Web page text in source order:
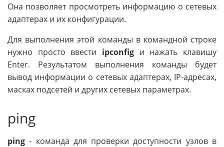
Она позволяет просмотреть информацию о сетевых
адаптерах и их конфигурации.
Для выполнения этой команды в командной строке
нужно просто ввести ipconfig и нажать клавишу
Enter. Результатом выполнения команды будет
вывод информации о сетевых адаптерах, IP-адресах,
масках подсетей и других сетевых параметрах.
ping
ping - команда для проверки доступности узлов в